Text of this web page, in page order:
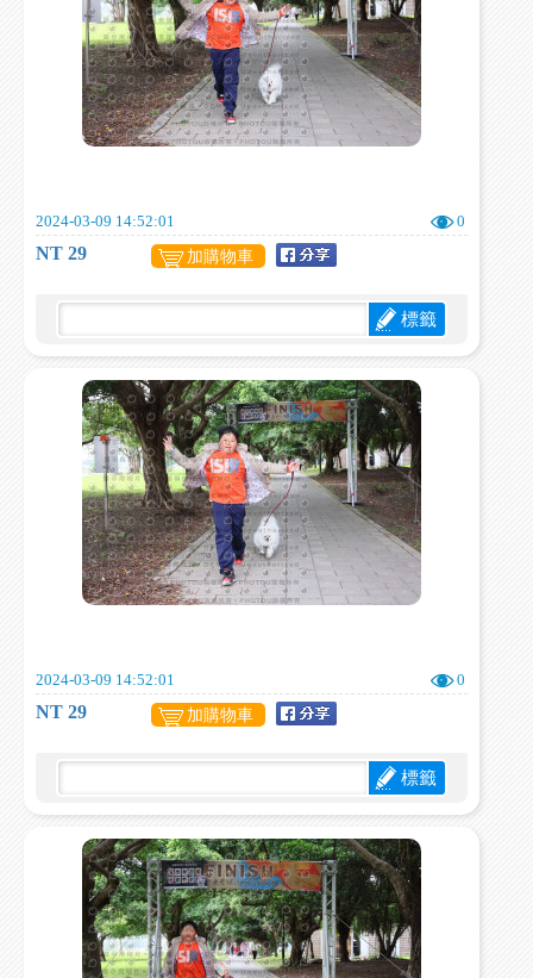
2024-03-09 14:52:01 0
NT 29 加購物車
標籤
2024-03-09 14:52:01 0
NT 29 加購物車
標籤